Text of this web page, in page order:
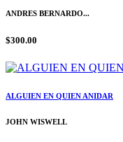
ANDRES BERNARDO...
$300.00
ALGUIEN EN QUIEN ANIDAR
JOHN WISWELL